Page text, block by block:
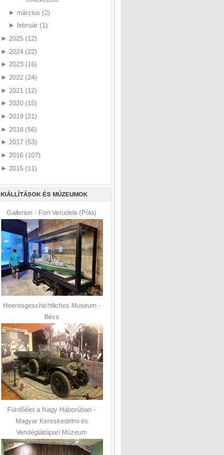
► március (2)
► február (1)
► 2025 (12)
► 2024 (22)
► 2023 (16)
► 2022 (24)
► 2021 (12)
► 2020 (15)
► 2019 (21)
► 2018 (56)
► 2017 (53)
► 2016 (107)
► 2015 (11)
KIÁLLÍTÁSOK ÉS MÚZEUMOK
Gallerion - Fort Verudela (Póla)
Heeresgeschichtliches Museum -
Bécs
Fürdőélet a Nagy Háborúban -
Magyar Kereskedelmi és
Vendéglátóipari Múzeum